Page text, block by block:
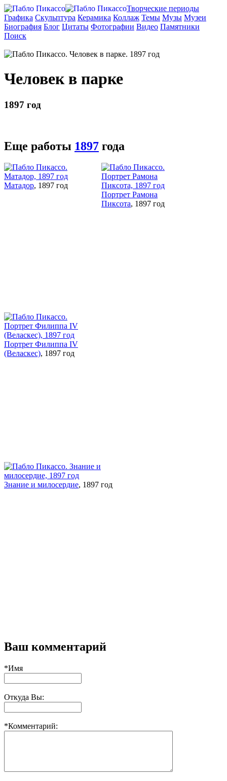
Творческие периоды
Графика Скульптура Керамика Коллаж Темы Музы Музеи
Биография Блог Цитаты Фотографии Видео Памятники
Поиск
Человек в парке
1897 год
Еще работы 1897 года
Матадор, 1897 год
Портрет Рамона
Пиксота, 1897 год
Портрет Филиппа IV
(Веласкес), 1897 год
Знание и милосердие, 1897 год
Ваш комментарий
*Имя
Откуда Вы:
*Комментарий: